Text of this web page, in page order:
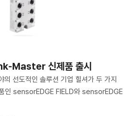
Master 신제품 출시
의 선도적인 솔루션 기업 힐셔가 두 가지
인 sensorEDGE FIELD와 sensorEDGE